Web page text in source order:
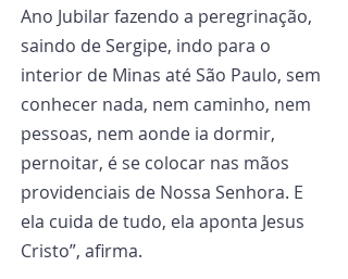
Ano Jubilar fazendo a peregrinação,
saindo de Sergipe, indo para o
interior de Minas até São Paulo, sem
conhecer nada, nem caminho, nem
pessoas, nem aonde ia dormir,
pernoitar, é se colocar nas mãos
providenciais de Nossa Senhora. E
ela cuida de tudo, ela aponta Jesus
Cristo”, afirma.